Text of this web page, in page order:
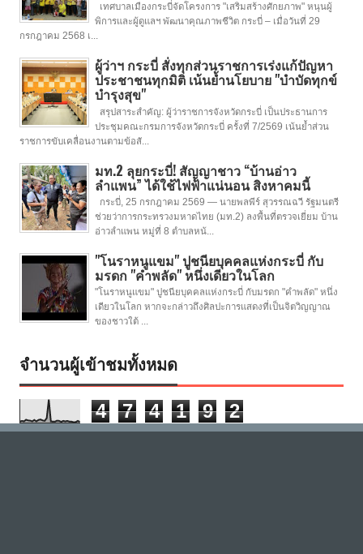
เทศบาลเมืองกระบี่จัดโครงการ "เสริมสร้างศักยภาพ" หนุนผู้
พิการและผู้ดูแลฯ พัฒนาคุณภาพชีวิต กระบี่ – เมื่อวันที่ 29
กรกฎาคม 2568 เ...
ผู้ว่าฯ กระบี่ สั่งทุกส่วนราชการเร่งแก้ปัญหา
ประชาชนทุกมิติ เน้นย้ำนโยบาย "บำบัดทุกข์
บำรุงสุข"
สรุปสาระสำคัญ: ผู้ว่าราชการจังหวัดกระบี่ เป็นประธานการ
ประชุมคณะกรมการจังหวัดกระบี่ ครั้งที่ 7/2569 เน้นย้ำส่วน
ราชการขับเคลื่อนงานตามข้อสั...
มท.2 ลุยกระบี่! สัญญาชาว “บ้านอ่าว
ลำแพน” ได้ใช้ไฟฟ้าแน่นอน สิงหาคมนี้
กระบี่, 25 กรกฎาคม 2569 — นายพลพีร์ สุวรรณฉวี รัฐมนตรี
ช่วยว่าการกระทรวงมหาดไทย (มท.2) ลงพื้นที่ตรวจเยี่ยม บ้าน
อ่าวลำแพน หมู่ที่ 8 ตำบลหน้...
"โนราหนูแขม" ปูชนียบุคคลแห่งกระบี่ กับ
มรดก "คำพลัด" หนึ่งเดียวในโลก
"โนราหนูแขม" ปูชนียบุคคลแห่งกระบี่ กับมรดก "คำพลัด" หนึ่ง
เดียวในโลก หากจะกล่าวถึงศิลปะการแสดงที่เป็นจิตวิญญาณ
ของชาวใต้ ...
จำนวนผู้เข้าชมทั้งหมด
4 7 4 1 9 2